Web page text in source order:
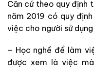
Căn cứ theo quy định
năm 2019 có quy
việc cho người sử
– Học nghề để làm
được xem là việc